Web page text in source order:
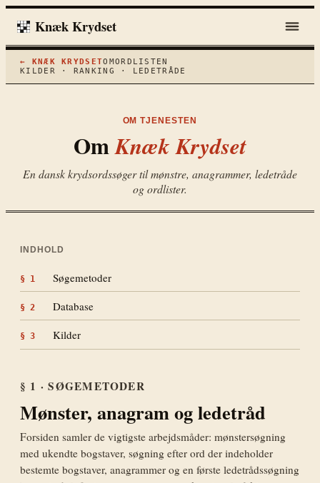
Knæk Krydset
← KNÆK KRYDSETOMORDLISTEN
KILDER · RANKING · LEDETRÅDE
OM TJENESTEN
OmKnæk Krydset
En dansk krydsordssøger til mønstre, anagrammer, ledetråde
og ordlister.
INDHOLD
§ 1 Søgemetoder
§ 2 Database
§ 3 Kilder
§ 1 · SØGEMETODER
Mønster, anagram og ledetråd
Forsiden samler de vigtigste arbejdsmåder: mønstersøgning
med ukendte bogstaver, søgning efter ord der indeholder
bestemte bogstaver, anagrammer og en første ledetrådssøgning